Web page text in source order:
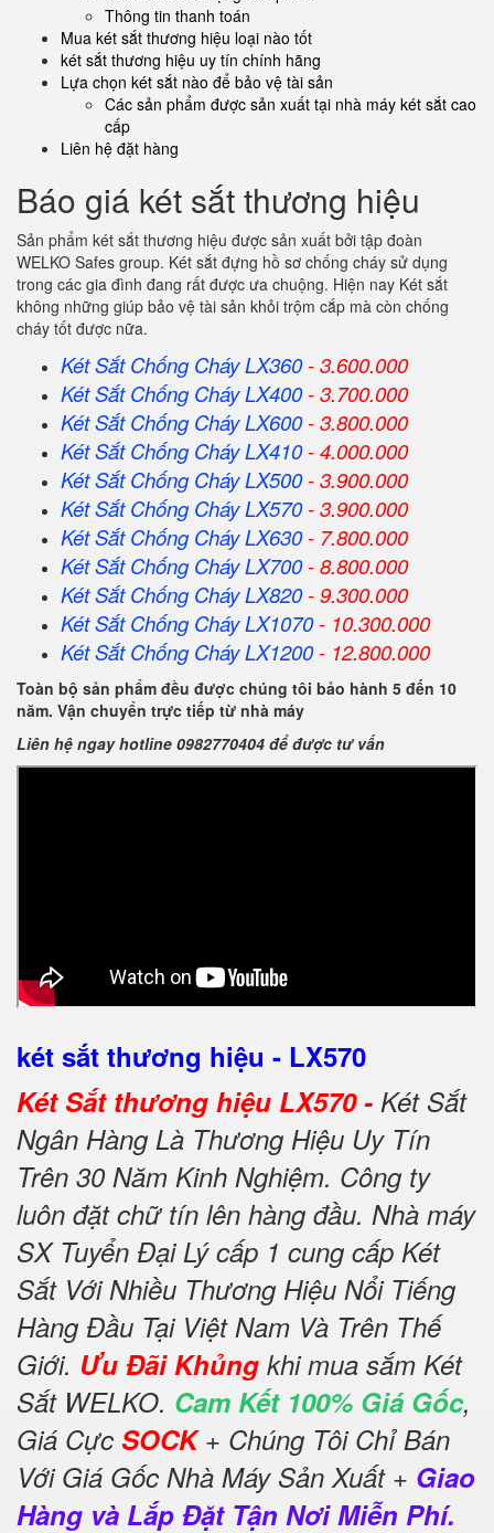
Thông tin thanh toán
Mua két sắt thương hiệu loại nào tốt
két sắt thương hiệu uy tín chính hãng
Lựa chọn két sắt nào để bảo vệ tài sản
Các sản phẩm được sản xuất tại nhà máy két sắt cao
cấp
Liên hệ đặt hàng
Báo giá két sắt thương hiệu
Sản phẩm két sắt thương hiệu được sản xuất bởi tập đoàn
WELKO Safes group. Két sắt đựng hồ sơ chống cháy sử dụng
trong các gia đình đang rất được ưa chuộng. Hiện nay Két sắt
không những giúp bảo vệ tài sản khỏi trộm cắp mà còn chống
cháy tốt được nữa.
Két Sắt Chống Cháy LX360- 3.600.000
Két Sắt Chống Cháy LX400- 3.700.000
Két Sắt Chống Cháy LX600- 3.800.000
Két Sắt Chống Cháy LX410- 4.000.000
Két Sắt Chống Cháy LX500- 3.900.000
Két Sắt Chống Cháy LX570- 3.900.000
Két Sắt Chống Cháy LX630- 7.800.000
Két Sắt Chống Cháy LX700- 8.800.000
Két Sắt Chống Cháy LX820- 9.300.000
Két Sắt Chống Cháy LX1070- 10.300.000
Két Sắt Chống Cháy LX1200- 12.800.000
Toàn bộ sản phẩm đều được chúng tôi bảo hành 5 đến 10
năm. Vận chuyển trực tiếp từ nhà máy
Liên hệ ngay hotline 0982770404 để được tư vấn
két sắt thương hiệu - LX570
Két Sắt thương hiệu LX570 - Két Sắt
Ngân Hàng Là Thương Hiệu Uy Tín
Trên 30 Năm Kinh Nghiệm. Công ty
luôn đặt chữ tín lên hàng đầu. Nhà máy
SX Tuyển Đại Lý cấp 1 cung cấp Két
Sắt Với Nhiều Thương Hiệu Nổi Tiếng
Hàng Đầu Tại Việt Nam Và Trên Thế
Giới. Ưu Đãi Khủng khi mua sắm Két
Sắt WELKO. Cam Kết 100% Giá Gốc,
Giá Cực SOCK+ Chúng Tôi Chỉ Bán
Với Giá Gốc Nhà Máy Sản Xuất + Giao
Hàng và Lắp Đặt Tận Nơi Miễn Phí.